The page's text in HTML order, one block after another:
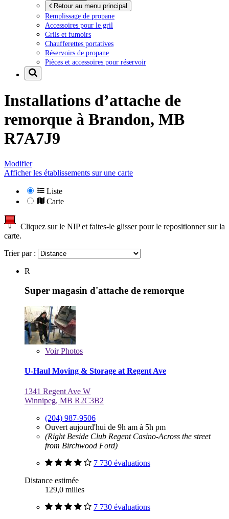
Retour au menu principal
Remplissage de propane
Accessoires pour le gril
Grils et fumoirs
Chaufferettes portatives
Réservoirs de propane
Pièces et accessoires pour réservoir
Installations d’attache de
remorque à Brandon, MB
R7A7J9
Modifier
Afficher les établissements sur une carte
Liste
Carte
Cliquez sur le NIP et faites-le glisser pour le repositionner sur la
carte.
Trier par :
R
Super magasin d'attache de remorque
VoirPhotos
U-Haul Moving & Storage at Regent Ave
1341 Regent Ave W
Winnipeg, MB R2C3B2
(204) 987-9506
Ouvert aujourd'hui de 9h am à 5h pm
(Right Beside Club Regent Casino-Across the street
from Birchwood Ford)
7 730 évaluations
Distance estimée
129,0 milles
7 730 évaluations